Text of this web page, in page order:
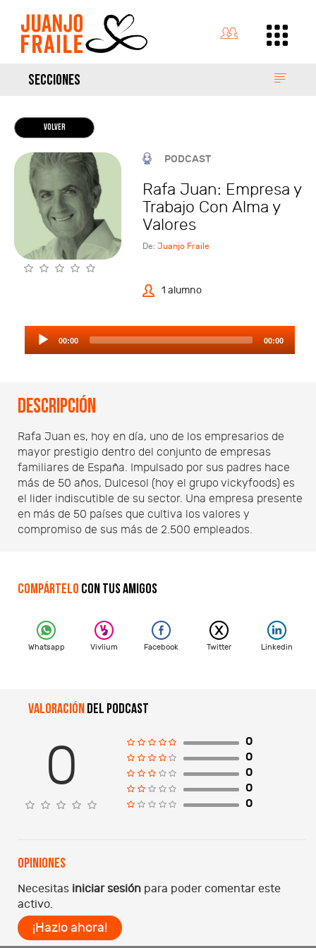
SECCIONES
VOLVER
PODCAST
Rafa Juan: Empresa y
Trabajo Con Alma y
Valores
De: Juanjo Fraile
1 alumno
Player
00:00 00:00
Descripción
Rafa Juan es, hoy en día, uno de los empresarios de
mayor prestigio dentro del conjunto de empresas
familiares de España. Impulsado por sus padres hace
más de 50 años, Dulcesol (hoy el grupo vickyfoods) es
el lider indiscutible de su sector. Una empresa presente
en más de 50 países que cultiva los valores y
compromiso de sus más de 2.500 empleados.
Compártelo con tus amigos
Whatsapp Vivlium Facebook Twitter Linkedin
Valoración del podcast
0
0
0
0
0
0
Opiniones
Necesitas iniciar sesión para poder comentar este
activo.
¡Hazlo ahora!